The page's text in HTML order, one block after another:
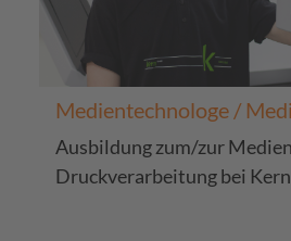
Medientechnologe /
Ausbildung zum/zur
Druckverarbeitung bei